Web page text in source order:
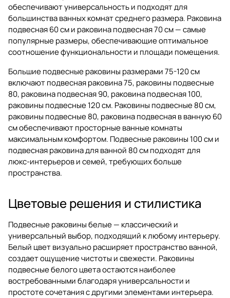
обеспечивают универсальность и подходят для
большинства ванных комнат среднего размера. Раковина
подвесная 60 см и раковина подвесная 70 см — самые
популярные размеры, обеспечивающие оптимальное
соотношение функциональности и площади помещения.
Большие подвесные раковины размерами 75-120 см
включают подвесная раковина 75, раковины подвесные
80, раковина подвесная 90, раковина подвесная 100,
раковины подвесные 120 см. Раковины подвесные 80 см,
раковины подвесные 80, раковина подвесная в ванную 60
см обеспечивают просторные ванные комнаты
максимальным комфортом. Подвесные раковины 100 см и
подвесная раковина для ванной 80 см подходят для
люкс-интерьеров и семей, требующих больше
пространства.
Цветовые решения и стилистика
Подвесные раковины белые — классический и
универсальный выбор, подходящий к любому интерьеру.
Белый цвет визуально расширяет пространство ванной,
создает ощущение чистоты и свежести. Раковины
подвесные белого цвета остаются наиболее
востребованными благодаря универсальности и
простоте сочетания с другими элементами интерьера.